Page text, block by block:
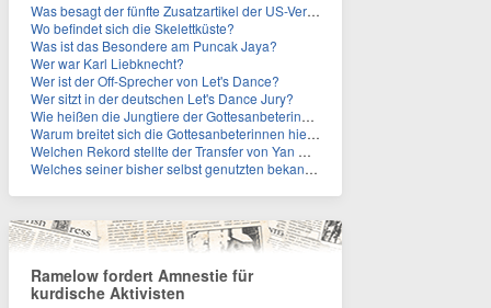
Was besagt der fünfte Zusatzartikel der US-Verfassung, auf den sich Fauci berief?
Wo befindet sich die Skelettküste?
Was ist das Besondere am Puncak Jaya?
Wer war Karl Liebknecht?
Wer ist der Off-Sprecher von Let's Dance?
Wer sitzt in der deutschen Let's Dance Jury?
Wie heißen die Jungtiere der Gottesanbeterinnen?
Warum breitet sich die Gottesanbeterinnen hierzulande immer weiter aus?
Welchen Rekord stellte der Transfer von Yan Diomande zudem auf?
Welches seiner bisher selbst genutzten bekannten Gebäude verpachtet der Vatikan nun?
Ramelow fordert Amnestie für
kurdische Aktivisten